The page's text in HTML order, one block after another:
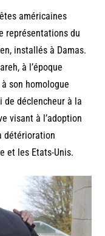
américaines
représentations du
installés à Damas.
à l’époque
son homologue
de déclencheur à la
visant à l’adoption
détérioration
et les Etats-Unis.